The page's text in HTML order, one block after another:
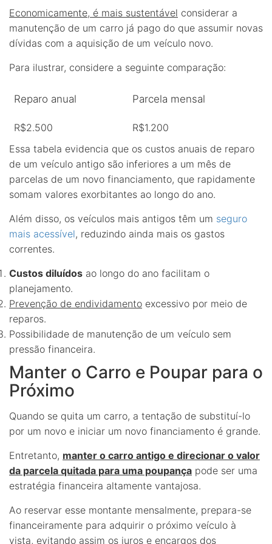
Economicamente, é mais sustentável considerar a
manutenção de um carro já pago do que assumir novas
dívidas com a aquisição de um veículo novo.
Para ilustrar, considere a seguinte comparação:
Reparo anual Parcela mensal
R$2.500
R$1.200
Essa tabela evidencia que os custos anuais de reparo
de um veículo antigo são inferiores a um mês de
parcelas de um novo financiamento, que rapidamente
somam valores exorbitantes ao longo do ano.
Além disso, os veículos mais antigos têm um seguro
mais acessível, reduzindo ainda mais os gastos
correntes.
Custos diluídos ao longo do ano facilitam o
planejamento.
Prevenção de endividamento excessivo por meio de
reparos.
Possibilidade de manutenção de um veículo sem
pressão financeira.
Manter o Carro e Poupar para o
Próximo
Quando se quita um carro, a tentação de substituí-lo
por um novo e iniciar um novo financiamento é grande.
Entretanto, manter o carro antigo e direcionar o valor
da parcela quitada para uma poupança pode ser uma
estratégia financeira altamente vantajosa.
Ao reservar esse montante mensalmente, prepara-se
financeiramente para adquirir o próximo veículo à
vista, evitando assim os juros e encargos dos